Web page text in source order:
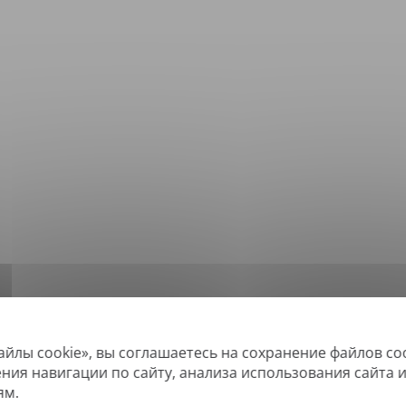
cookie», вы соглашаетесь на сохранение файлов
навигации по сайту, анализа использования сайта
форматы: DOC, DOCX, ODT, PDF*, CSV, PPTX, XLSX, XLS, RTF,